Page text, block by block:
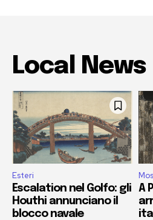
Local News
Esteri
Escalation nel Golfo: gli
Houthi annunciano il
blocco navale
A